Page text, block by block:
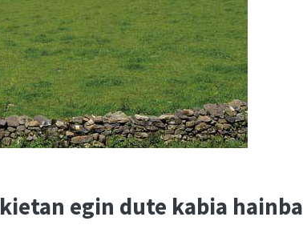
egin dute kabia